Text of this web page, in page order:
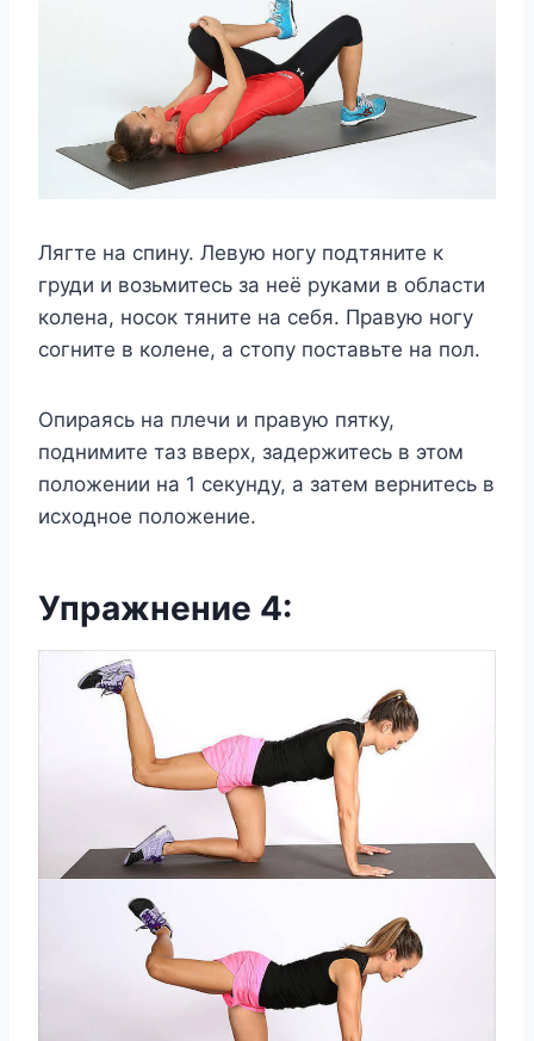
Лягте на спину. Левую ногу подтяните к
груди и возьмитесь за неё руками в области
колена, носок тяните на себя. Правую ногу
согните в колене, а стопу поставьте на пол.
Опираясь на плечи и правую пятку,
поднимите таз вверх, задержитесь в этом
положении на 1 секунду, а затем вернитесь в
исходное положение.
Упражнение 4: